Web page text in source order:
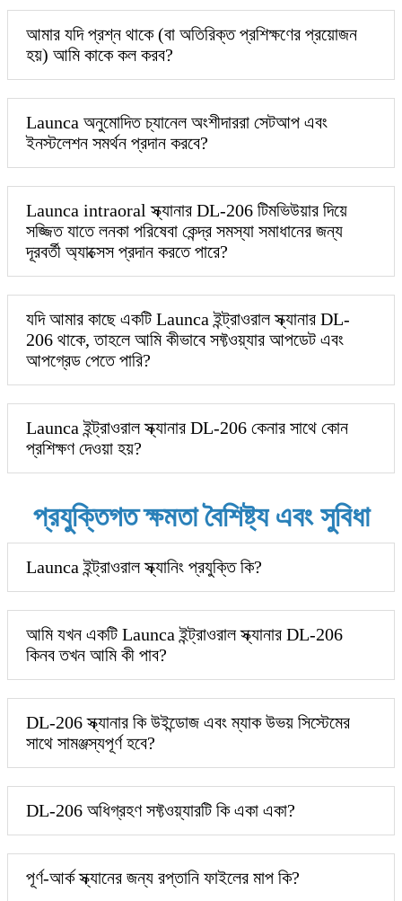
আমার যদি প্রশ্ন থাকে (বা অতিরিক্ত প্রশিক্ষণের প্রয়োজন
হয়) আমি কাকে কল করব?
Launca অনুমোদিত চ্যানেল অংশীদাররা সেটআপ এবং
ইনস্টলেশন সমর্থন প্রদান করবে?
Launca intraoral স্ক্যানার DL-206 টিমভিউয়ার দিয়ে
সজ্জিত যাতে লনকা পরিষেবা কেন্দ্র সমস্যা সমাধানের জন্য
দূরবর্তী অ্যাক্সেস প্রদান করতে পারে?
যদি আমার কাছে একটি Launca ইন্ট্রাওরাল স্ক্যানার DL-
206 থাকে, তাহলে আমি কীভাবে সফ্টওয়্যার আপডেট এবং
আপগ্রেড পেতে পারি?
Launca ইন্ট্রাওরাল স্ক্যানার DL-206 কেনার সাথে কোন
প্রশিক্ষণ দেওয়া হয়?
প্রযুক্তিগত ক্ষমতা বৈশিষ্ট্য এবং সুবিধা
Launca ইন্ট্রাওরাল স্ক্যানিং প্রযুক্তি কি?
আমি যখন একটি Launca ইন্ট্রাওরাল স্ক্যানার DL-206
কিনব তখন আমি কী পাব?
DL-206 স্ক্যানার কি উইন্ডোজ এবং ম্যাক উভয় সিস্টেমের
সাথে সামঞ্জস্যপূর্ণ হবে?
DL-206 অধিগ্রহণ সফ্টওয়্যারটি কি একা একা?
পূর্ণ-আর্ক স্ক্যানের জন্য রপ্তানি ফাইলের মাপ কি?